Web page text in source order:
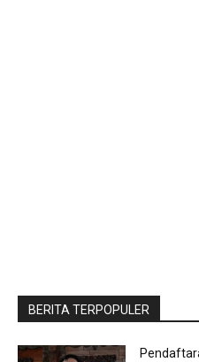
BERITA TERPOPULER